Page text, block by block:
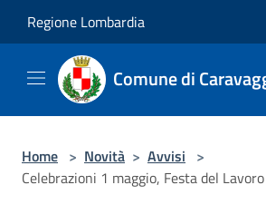
Regione Lombardia
Comune di
Home > Novità > Avvisi >
Celebrazioni 1 maggio, Festa del